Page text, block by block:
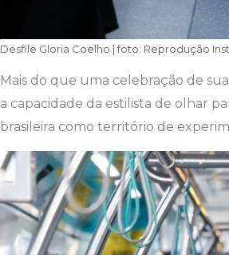
Desfile Gloria Coelho | foto: Reprodução
Mais do que uma celebração de
a capacidade da estilista de olhar
brasileira como território de